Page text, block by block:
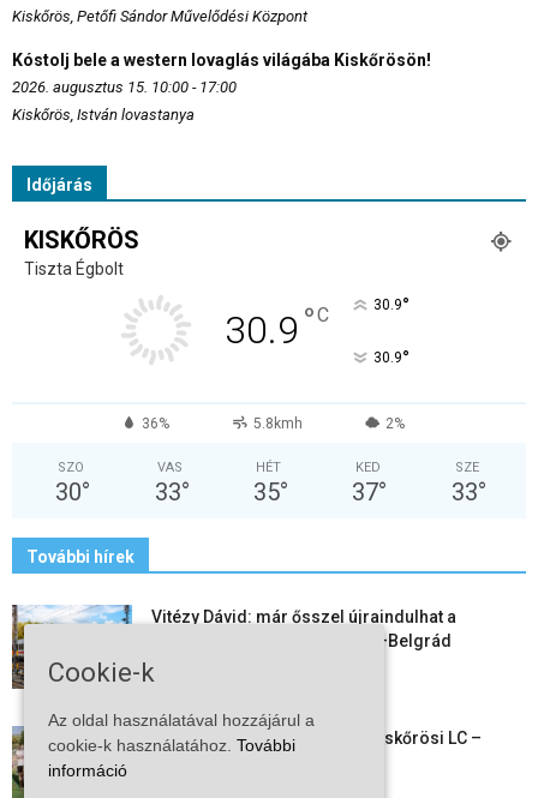
Kiskőrös, Petőfi Sándor Művelődési Központ
Kóstolj bele a western lovaglás világába Kiskőrösön!
2026. augusztus 15. 10:00 - 17:00
Kiskőrös, István lovastanya
Időjárás
KISKŐRÖS
Tiszta Égbolt
30.9 °C 30.9°
30.9°
36% 5.8kmh 2%
SZO
30°
VAS
33°
HÉT
35°
KED
37°
SZE
33°
További hírek
Vitézy Dávid: már ősszel újraindulhat a
személyszállítás a Budapest–Belgrád
vasútvonalon
Megkezdte a felkészülést a Kiskőrösi LC –
Cookie-k
Az oldal használatával hozzájárul a
cookie-k használatához. További
információ